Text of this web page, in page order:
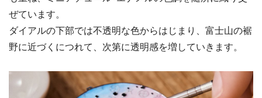
ぜています。
ダイアルの下部では不透明な色からはじまり、富士山の裾
野に近づくにつれて、次第に透明感を増していきます。